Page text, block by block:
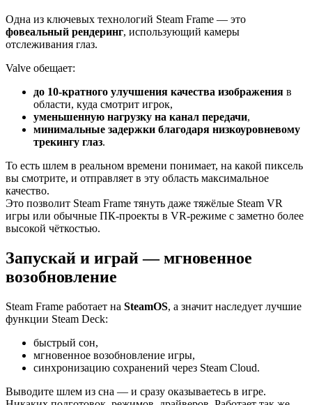
Одна из ключевых технологий Steam Frame — это
фовеальный рендеринг, использующий камеры
отслеживания глаз.
Valve обещает:
до 10-кратного улучшения качества изображения в
области, куда смотрит игрок,
уменьшенную нагрузку на канал передачи,
минимальные задержки благодаря низкоуровневому
трекингу глаз.
То есть шлем в реальном времени понимает, на какой пиксель
вы смотрите, и отправляет в эту область максимальное
качество.
Это позволит Steam Frame тянуть даже тяжёлые Steam VR
игры или обычные ПК-проекты в VR-режиме с заметно более
высокой чёткостью.
Запускай и играй — мгновенное
возобновление
Steam Frame работает на SteamOS, а значит наследует лучшие
функции Steam Deck:
быстрый сон,
мгновенное возобновление игры,
синхронизацию сохранений через Steam Cloud.
Выводите шлем из сна — и сразу оказываетесь в игре.